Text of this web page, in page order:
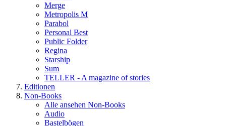
Merge
Metropolis M
Parabol
Personal Best
Public Folder
Regina
Starship
Sum
TELLER - A magazine of stories
Editionen
Non-Books
Alle ansehen Non-Books
Audio
Bastelbögen